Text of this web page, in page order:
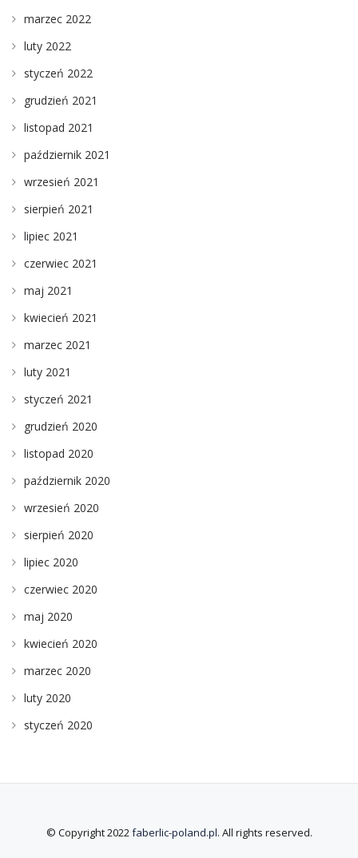
marzec 2022
luty 2022
styczeń 2022
grudzień 2021
listopad 2021
październik 2021
wrzesień 2021
sierpień 2021
lipiec 2021
czerwiec 2021
maj 2021
kwiecień 2021
marzec 2021
luty 2021
styczeń 2021
grudzień 2020
listopad 2020
październik 2020
wrzesień 2020
sierpień 2020
lipiec 2020
czerwiec 2020
maj 2020
kwiecień 2020
marzec 2020
luty 2020
styczeń 2020
© Copyright 2022faberlic-poland.pl. All rights reserved.